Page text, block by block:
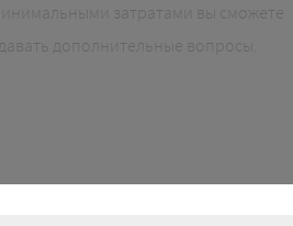
затратами вы сможете
дополнительные вопросы.